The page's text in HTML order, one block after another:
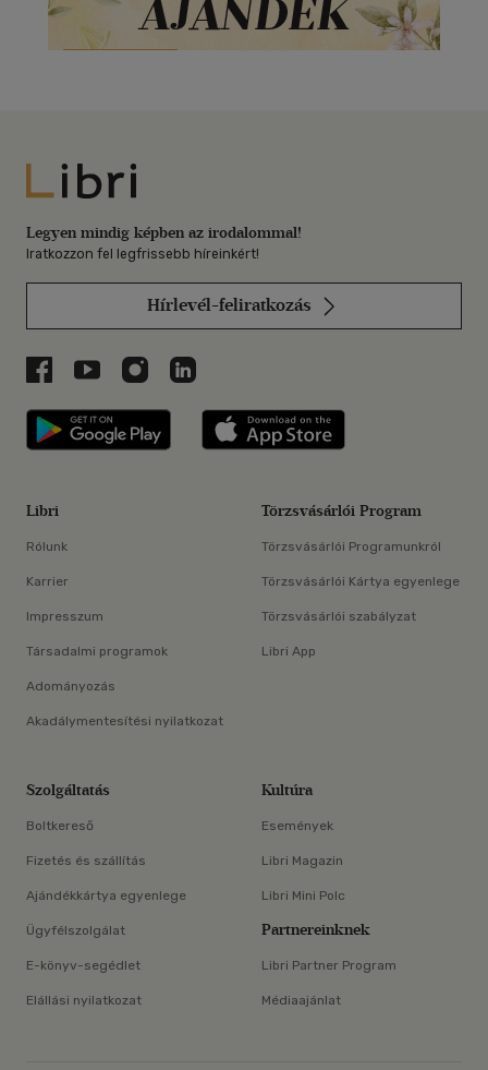
Libri
Legyen mindig képben az irodalommal!
Iratkozzon fel legfrissebb híreinkért!
Hírlevél-feliratkozás
Libri a Facebookon
Libri a Youtube-on
Libri az Instagramon
Libri a LinkedInen
Libri applikáció Szerezd meg: Google
Libri
Rólunk
Karrier
Impresszum
Társadalmi programok
Adományozás
Akadálymentesítési nyilatkozat
Törzsvásárlói Program
Törzsvásárlói Programunkról
Törzsvásárlói Kártya egyenlege
Törzsvásárlói szabályzat
Libri App
Szolgáltatás
Boltkereső
Fizetés és szállítás
Ajándékkártya egyenlege
Ügyfélszolgálat
E-könyv-segédlet
Elállási nyilatkozat
Kultúra
Események
Libri Magazin
Libri Mini Polc
Partnereinknek
Libri Partner Program
Médiaajánlat